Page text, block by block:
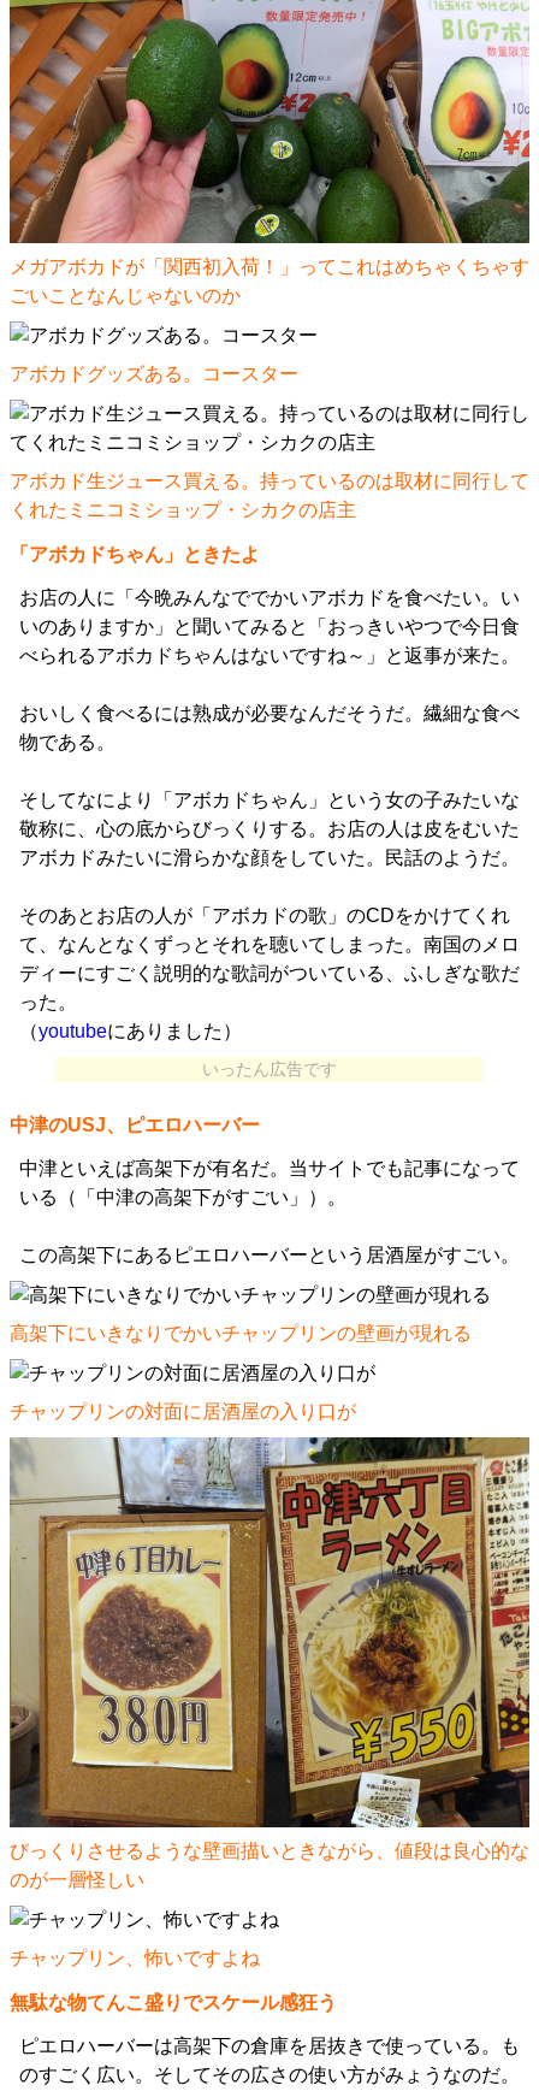
メガアボカドが「関西初入荷！」ってこれはめちゃくちゃす
ごいことなんじゃないのか
アボカドグッズある。コースター
アボカド生ジュース買える。持っているのは取材に同行して
くれたミニコミショップ・シカクの店主
「アボカドちゃん」ときたよ
お店の人に「今晩みんなででかいアボカドを食べたい。い
いのありますか」と聞いてみると「おっきいやつで今日食
べられるアボカドちゃんはないですね～」と返事が来た。
おいしく食べるには熟成が必要なんだそうだ。繊細な食べ
物である。
そしてなにより「アボカドちゃん」という女の子みたいな
敬称に、心の底からびっくりする。お店の人は皮をむいた
アボカドみたいに滑らかな顔をしていた。民話のようだ。
そのあとお店の人が「アボカドの歌」のCDをかけてくれ
て、なんとなくずっとそれを聴いてしまった。南国のメロ
ディーにすごく説明的な歌詞がついている、ふしぎな歌だ
った。
（youtubeにありました）
いったん広告です
中津のUSJ、ピエロハーバー
中津といえば高架下が有名だ。当サイトでも記事になって
いる（「中津の高架下がすごい」）。
この高架下にあるピエロハーバーという居酒屋がすごい。
高架下にいきなりでかいチャップリンの壁画が現れる
チャップリンの対面に居酒屋の入り口が
びっくりさせるような壁画描いときながら、値段は良心的な
のが一層怪しい
チャップリン、怖いですよね
無駄な物てんこ盛りでスケール感狂う
ピエロハーバーは高架下の倉庫を居抜きで使っている。も
のすごく広い。そしてその広さの使い方がみょうなのだ。